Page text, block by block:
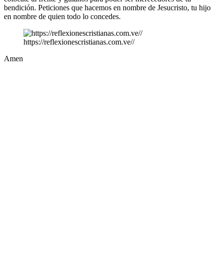
bendición. Peticiones que hacemos en nombre de Jesucristo, tu hijo
en nombre de quien todo lo concedes.
https://reflexionescristianas.com.ve//
Amen